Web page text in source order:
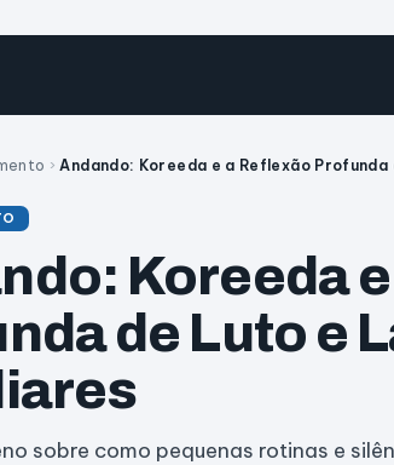
› Andando: Koreeda e a Reflexão
Koreeda
de Luto e
sobre como pequenas rotinas e